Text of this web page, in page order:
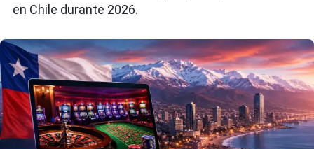
en Chile durante 2026.